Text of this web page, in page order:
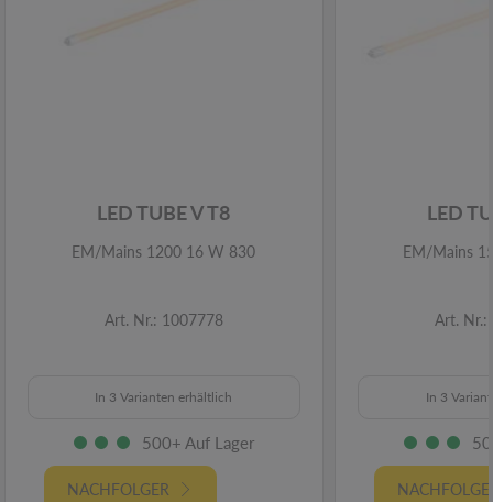
LED TUBE V T8
EM/Mains 1200 16 W 830
Art. Nr.: 1007778
In 3 Varianten erhältlich
500+ Auf Lager
NACHFOLGER
LED
EM/Mains
Art.
In 3